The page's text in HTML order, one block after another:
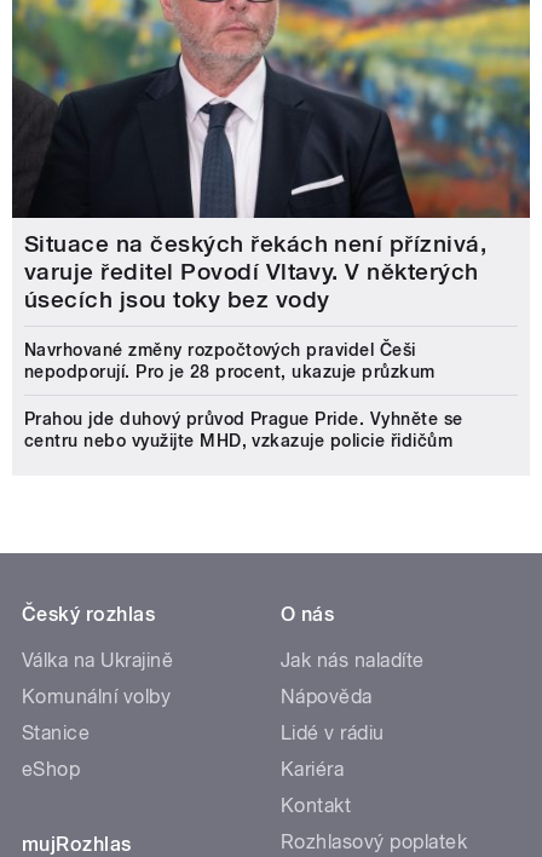
Situace na českých řekách není příznivá,
varuje ředitel Povodí Vltavy. V některých
úsecích jsou toky bez vody
Navrhované změny rozpočtových pravidel Češi
nepodporují. Pro je 28 procent, ukazuje průzkum
Prahou jde duhový průvod Prague Pride. Vyhněte se
centru nebo využijte MHD, vzkazuje policie řidičům
Český rozhlas
Válka na Ukrajině
Komunální volby
Stanice
eShop
mujRozhlas
O nás
Jak nás naladíte
Nápověda
Lidé v rádiu
Kariéra
Kontakt
Rozhlasový poplatek